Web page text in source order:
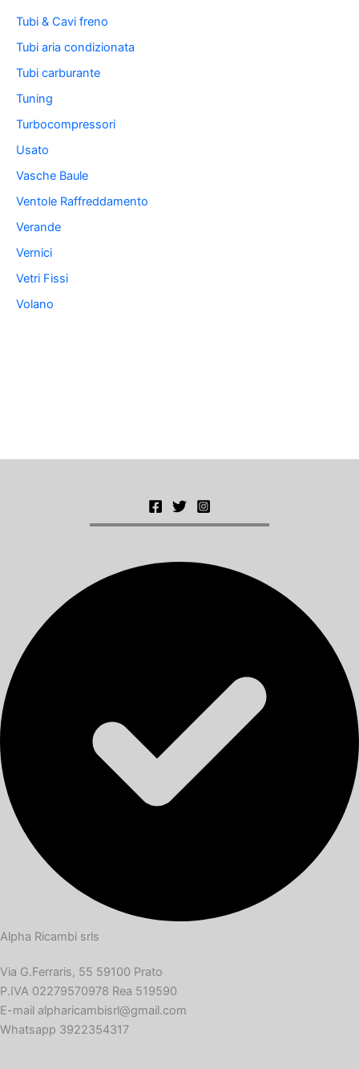
Tubi & Cavi freno
Tubi aria condizionata
Tubi carburante
Tuning
Turbocompressori
Usato
Vasche Baule
Ventole Raffreddamento
Verande
Vernici
Vetri Fissi
Volano
Alpha Ricambi srls
Via G.Ferraris, 55 59100 Prato
P.IVA 02279570978 Rea 519590
E-mail alpharicambisrl@gmail.com
Whatsapp 3922354317